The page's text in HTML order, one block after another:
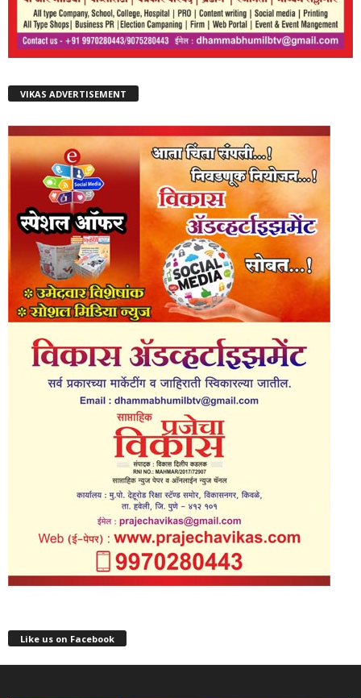
VIKAS ADVERTISEMENT
Like us on Facebook